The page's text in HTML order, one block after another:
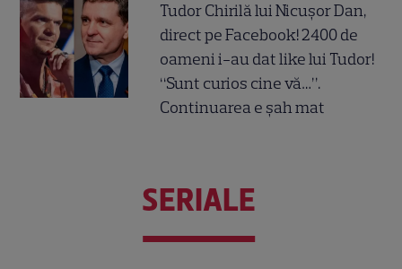
Tudor Chirilă lui Nicușor Dan,
direct pe Facebook! 2400 de
oameni i-au dat like lui Tudor!
“Sunt curios cine vă…”.
Continuarea e șah mat
SERIALE